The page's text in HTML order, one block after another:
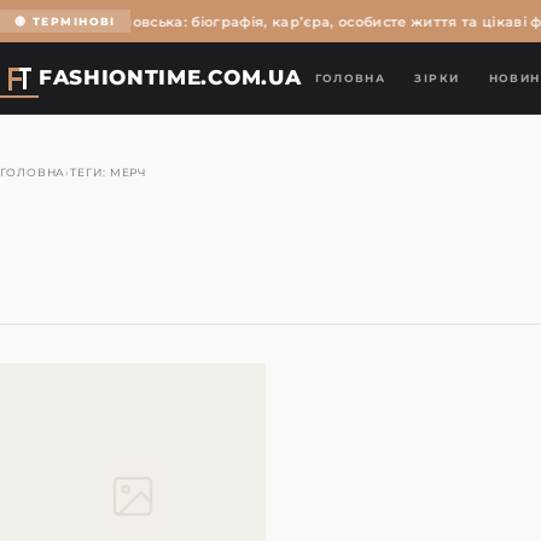
🔴 ТЕРМІНОВІ
Ольга Мартиновська: біографія, кар’єра, особисте життя та цікаві
FASHIONTIME.COM.UA ГОЛОВНА ЗІРКИ
ГОЛОВНА ›ТЕГИ: МЕРЧ